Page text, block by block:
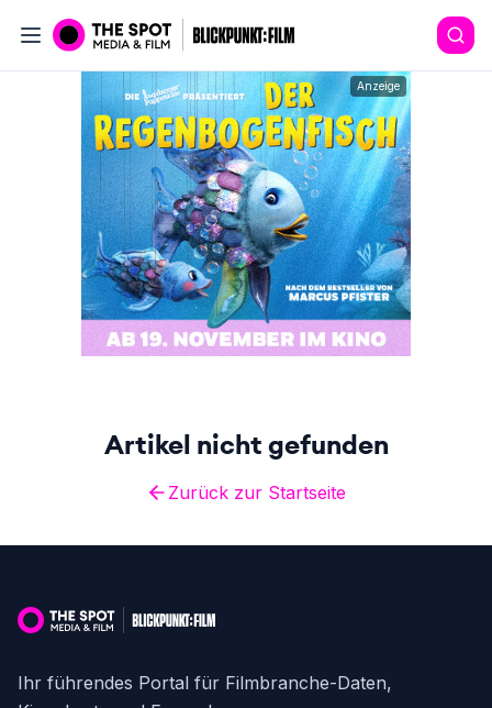
Anzeige
Artikel nicht gefunden
Zurück zur Startseite
Ihr führendes Portal für Filmbranche-Daten,